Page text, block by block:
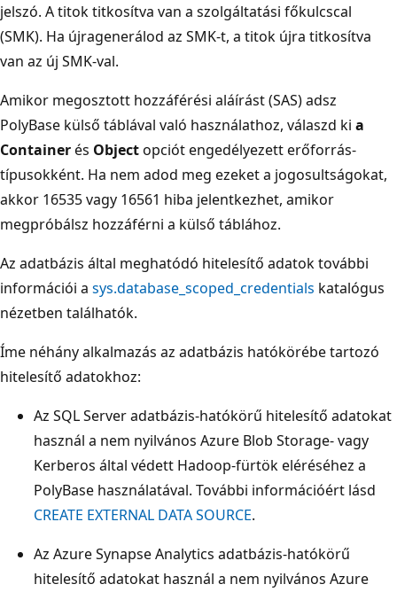
jelszó. A titok titkosítva van a szolgáltatási főkulcscal
(SMK). Ha újragenerálod az SMK-t, a titok újra titkosítva
van az új SMK-val.
Amikor megosztott hozzáférési aláírást (SAS) adsz
PolyBase külső táblával való használathoz, válaszd ki a
Containerés Objectopciót engedélyezett erőforrás-
típusokként. Ha nem adod meg ezeket a jogosultságokat,
akkor 16535 vagy 16561 hiba jelentkezhet, amikor
megpróbálsz hozzáférni a külső táblához.
Az adatbázis által meghatódó hitelesítő adatok további
információi a sys.database_scoped_credentials katalógus
nézetben találhatók.
Íme néhány alkalmazás az adatbázis hatókörébe tartozó
hitelesítő adatokhoz:
Az SQL Server adatbázis-hatókörű hitelesítő adatokat
használ a nem nyilvános Azure Blob Storage- vagy
Kerberos által védett Hadoop-fürtök eléréséhez a
PolyBase használatával. További információért lásd
CREATE EXTERNAL DATA SOURCE.
Az Azure Synapse Analytics adatbázis-hatókörű
hitelesítő adatokat használ a nem nyilvános Azure